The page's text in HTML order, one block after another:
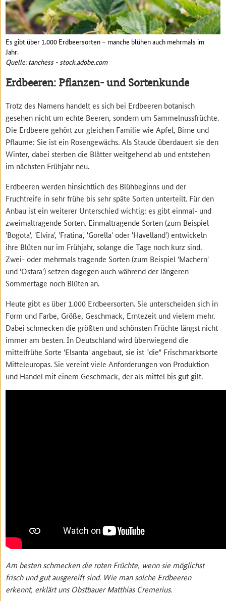
Es gibt über 1.000 Erdbeersorten – manche blühen auch mehrmals im
Jahr.
Quelle: tanchess - stock.adobe.com
Erdbeeren: Pflanzen- und Sortenkunde
Trotz des Namens handelt es sich bei Erdbeeren botanisch
gesehen nicht um echte Beeren, sondern um Sammelnussfrüchte.
Die Erdbeere gehört zur gleichen Familie wie Apfel, Birne und
Pflaume: Sie ist ein Rosengewächs. Als Staude überdauert sie den
Winter, dabei sterben die Blätter weitgehend ab und entstehen
im nächsten Frühjahr neu.
Erdbeeren werden hinsichtlich des Blühbeginns und der
Fruchtreife in sehr frühe bis sehr späte Sorten unterteilt. Für den
Anbau ist ein weiterer Unterschied wichtig: es gibt einmal- und
zweimaltragende Sorten. Einmaltragende Sorten (zum Beispiel
'Bogota', 'Elvira', 'Fratina', 'Gorella' oder 'Havelland') entwickeln
ihre Blüten nur im Frühjahr, solange die Tage noch kurz sind.
Zwei- oder mehrmals tragende Sorten (zum Beispiel 'Machern'
und 'Ostara') setzen dagegen auch während der längeren
Sommertage noch Blüten an.
Heute gibt es über 1.000 Erdbeersorten. Sie unterscheiden sich in
Form und Farbe, Größe, Geschmack, Erntezeit und vielem mehr.
Dabei schmecken die größten und schönsten Früchte längst nicht
immer am besten. In Deutschland wird überwiegend die
mittelfrühe Sorte 'Elsanta' angebaut, sie ist "die" Frischmarktsorte
Mitteleuropas. Sie vereint viele Anforderungen von Produktion
und Handel mit einem Geschmack, der als mittel bis gut gilt.
Am besten schmecken die roten Früchte, wenn sie möglichst
frisch und gut ausgereift sind. Wie man solche Erdbeeren
erkennt, erklärt uns Obstbauer Matthias Cremerius.